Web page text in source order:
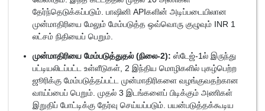
தேர்ந்தெடுக்கப்படும். பாஷினி APIகளின் அடிப்படையிலான
முன்மாதிரியை மேலும் மேம்படுத்த ஒவ்வொரு குழுவும் INR 1
லட்சம் நிதியைப் பெறும்.
முன்மாதிரியை மேம்படுத்துதல் (நிலை-2): ஸ்டேஜ்-1ல் இருந்து
பட்டியலிடப்பட்ட உள்ளீடுகள், 2 இந்திய மொழிகளில் புகழ்பெற்ற
ஜூரிக்கு மேம்படுத்தப்பட்ட முன்மாதிரிகளை வழங்குவதற்கான
வாய்ப்பைப் பெறும். முதல் 3 இடங்களைப் பிடிக்கும் அணிகள்
இறுதிப் போட்டிக்கு தேர்வு செய்யப்படும். பயன்படுத்தக்கூடிய